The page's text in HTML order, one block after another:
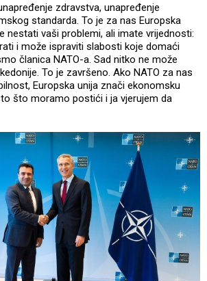
zdravstva, unapređenje
standarda. To je za nas Europska
nestati vaši problemi, ali imate vrijednosti:
i može ispraviti slabosti koje domaći
članica NATO-a. Sad nitko ne može
To je završeno. Ako NATO za nas
Europska unija znači ekonomsku
što moramo postići i ja vjerujem da